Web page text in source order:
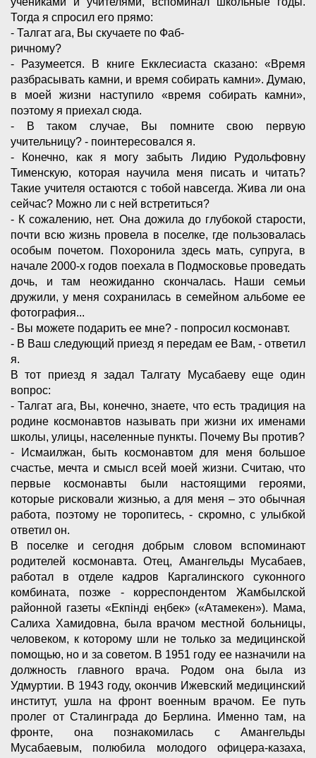
Тогда я спросил его прямо:
- Талгат ага, Вы скучаете по Фаб-
ричному?
- Разумеется. В книге Екклесиаста сказано: «Время
разбрасывать камни, и время собирать камни». Думаю,
в моей жизни наступило «время собирать камни»,
поэтому я приехал сюда.
- В таком случае, Вы помните свою первую
учительницу? - поинтересовался я.
- Конечно, как я могу забыть Лидию Рудольфовну
Тименскую, которая научила меня писать и читать?
Такие учителя остаются с тобой навсегда. Жива ли она
сейчас? Можно ли с ней встретиться?
- К сожалению, нет. Она дожила до глубокой старости,
почти всю жизнь провела в поселке, где пользовалась
особым почетом. Похоронила здесь мать, супруга, в
начале 2000-х годов поехала в Подмосковье проведать
дочь, и там неожиданно скончалась. Наши семьи
дружили, у меня сохранилась в семейном альбоме ее
фотография...
- Вы можете подарить ее мне? - попросил космонавт.
- В Ваш следующий приезд я передам ее Вам, - ответил
я.
В тот приезд я задал Талгату Мусабаеву еще один
вопрос:
- Талгат ага, Вы, конечно, знаете, что есть традиция на
родине космонавтов называть при жизни их именами
школы, улицы, населенные пункты. Почему Вы против?
- Исмаилжан, быть космонавтом для меня большое
счастье, мечта и смысл всей моей жизни. Считаю, что
первые космонавты были настоящими героями,
которые рисковали жизнью, а для меня – это обычная
работа, поэтому не торопитесь, - скромно, с улыбкой
ответил он.
В поселке и сегодня добрым словом вспоминают
родителей космонавта. Отец, Амангельды Мусабаев,
работал в отделе кадров Каргалинского суконного
комбината, позже - корреспондентом Жамбылской
районной газеты «Екпінді еңбек» («Атамекен»). Мама,
Салиха Хамидовна, была врачом местной больницы,
человеком, к которому шли не только за медицинской
помощью, но и за советом. В 1951 году ее назначили на
должность главного врача. Родом она была из
Удмуртии. В 1943 году, окончив Ижевский медицинский
институт, ушла на фронт военным врачом. Ее путь
пролег от Сталинграда до Берлина. Именно там, на
фронте, она познакомилась с Амангельды
Мусабаевым, полюбила молодого офицера-казаха,